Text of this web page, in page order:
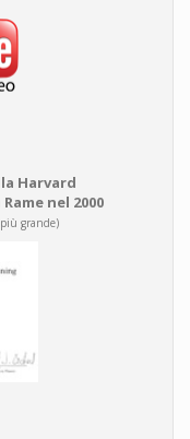
Harvard
nel 2000
grande)